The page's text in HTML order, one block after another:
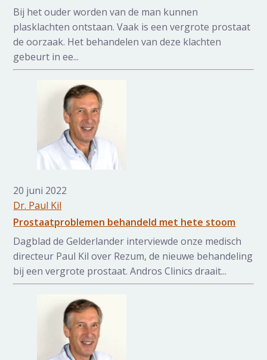
Bij het ouder worden van de man kunnen
plasklachten ontstaan. Vaak is een vergrote prostaat
de oorzaak. Het behandelen van deze klachten
gebeurt in ee...
20 juni 2022
Dr. Paul Kil
Prostaatproblemen behandeld met hete stoom
Dagblad de Gelderlander interviewde onze medisch
directeur Paul Kil over Rezum, de nieuwe behandeling
bij een vergrote prostaat. Andros Clinics draait...